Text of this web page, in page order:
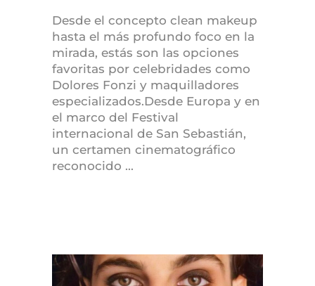
Desde el concepto clean makeup
hasta el más profundo foco en la
mirada, estás son las opciones
favoritas por celebridades como
Dolores Fonzi y maquilladores
especializados.Desde Europa y en
el marco del Festival
internacional de San Sebastián,
un certamen cinematográfico
reconocido